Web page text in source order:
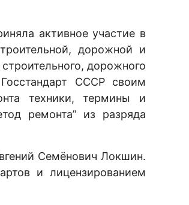
активное участие в
дорожной и
дорожного
СССР своим
техники, термины и
ремонта” из разряда
Семёнович Локшин.
и лицензированием